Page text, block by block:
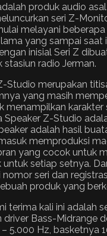
produk audio
seri Z-
melayani
yang sampai saat
inisial Seri Z
radio Jerman.
Studio merupakan
yang masih
menampilkan karakter
Speaker Z-Studio
adalah hasil
memproduksi
yang cocok untuk
setiap setnya.
seri dan
produk yang
terima kali ini adalah
driver Bass-Midrange
5.000 Hz, basketnya